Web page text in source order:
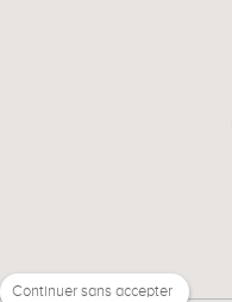
Continuer sans accepter